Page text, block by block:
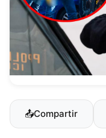
📤Compartir